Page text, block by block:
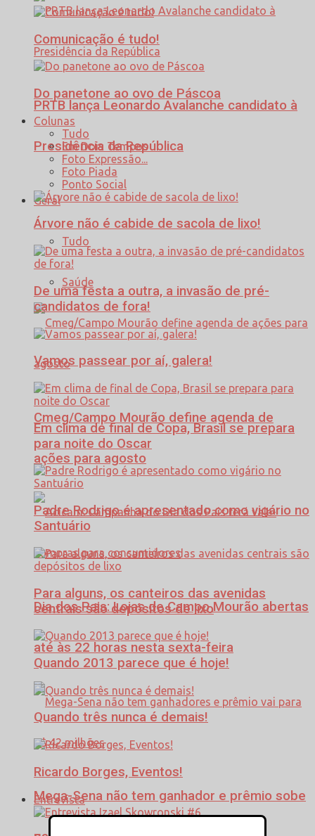
PRTB lança Leonardo Avalanche candidato à
Presidência da República
Geral
Tudo
Saúde
Cmeg/Campo Mourão define agenda de
ações para agosto
Dia dos Pais: Lojas de Campo Mourão abertas
até às 22 horas nesta sexta-feira
Mega-Sena não tem ganhador e prêmio sobe
Comunicação é tudo!
Do panetone ao ovo de Páscoa
Colunas
Tudo
Em Dois Tempos
Foto Expressão...
Foto Piada
Ponto Social
Árvore não é cabide de sacola de lixo!
De uma festa a outra, a invasão de pré-
candidatos de fora!
Vamos passear por aí, galera!
Em clima de final de Copa, Brasil se prepara
para noite do Oscar
Padre Rodrigo é apresentado como vigário no
Santuário
Para alguns, os canteiros das avenidas
centrais são depósitos de lixo
Quando 2013 parece que é hoje!
Quando três nunca é demais!
Ricardo Borges, Eventos!
Entrevista